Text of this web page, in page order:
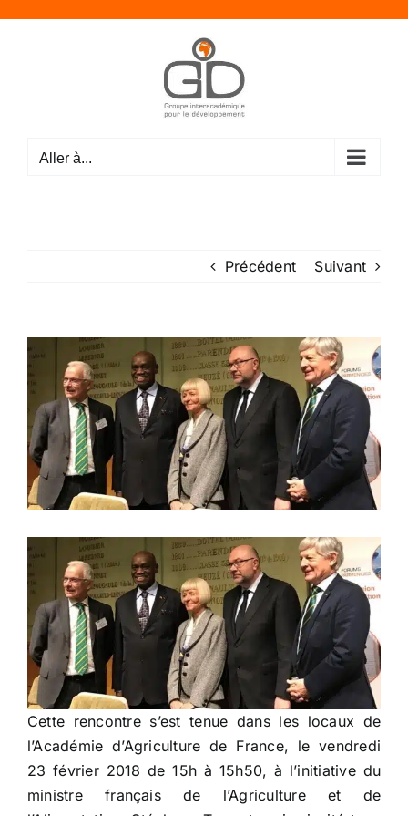
Aller à...
Précédent Suivant
Voir
l'image
agrandie
Cette rencontre s’est tenue dans les locaux de
l’Académie d’Agriculture de France, le vendredi
23 février 2018 de 15h à 15h50, à l’initiative du
ministre français de l’Agriculture et de